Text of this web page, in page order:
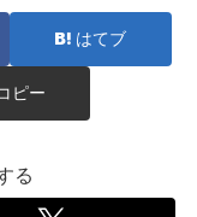
はてブ
ピー
る